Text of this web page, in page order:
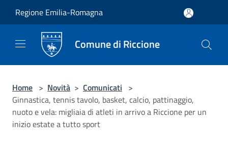
Regione Emilia-Romagna
Comune di Riccione
Home > Novità > Comunicati >
Ginnastica, tennis tavolo, basket, calcio, pattinaggio,
nuoto e vela: migliaia di atleti in arrivo a Riccione per un
inizio estate a tutto sport